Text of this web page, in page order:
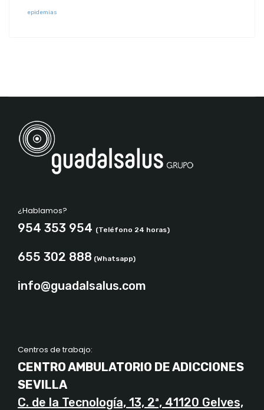
epidemias
¿Hablamos?
954 353 954 (Teléfono 24 horas)
655 302 888 (Whatsapp)
info@guadalsalus.com
Centros de trabajo:
CENTRO AMBULATORIO DE ADICCIONES
SEVILLA
C. de la Tecnología, 13, 2ª, 41120 Gelves,